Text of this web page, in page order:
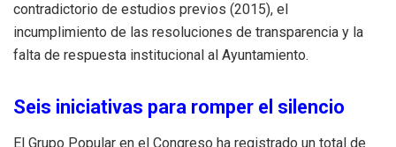
contradictorio de estudios previos (2015), el
incumplimiento de las resoluciones de transparencia y la
falta de respuesta institucional al Ayuntamiento.
Seis iniciativas para romper el silencio
El Grupo Popular en el Congreso ha registrado un total de